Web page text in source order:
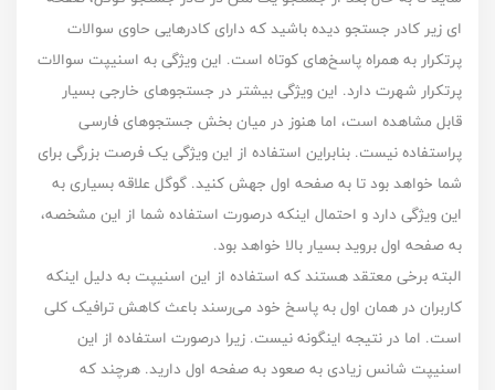
ای زیر کادر جستجو دیده باشید که دارای کادر‌‌هایی حاوی سوالات
پرتکرار به همراه پاسخ‌های کوتاه است. این ویژگی به اسنیپت سوالات
پرتکرار شهرت دارد. این ویژگی بیشتر در جستجو‌های خارجی بسیار
قابل مشاهده است، اما هنوز در میان بخش جستجو‌های فارسی
پراستفاده نیست. بنابراین استفاده از این ویژگی یک فرصت بزرگی برای
شما خواهد بود تا به صفحه اول جهش کنید. گوگل علاقه بسیاری به
این ویژگی دارد و احتمال اینکه درصورت استفاده شما از این مشخصه،
به صفحه اول بروید بسیار بالا خواهد بود.
البته برخی معتقد هستند که استفاده از این اسنیپت به دلیل اینکه
کاربران در همان اول به پاسخ خود می‌رسند باعث کاهش ترافیک کلی
است. اما در نتیجه اینگونه نیست. زیرا درصورت استفاده از این
اسنیپت شانس زیادی به صعود به صفحه اول دارید. هرچند که